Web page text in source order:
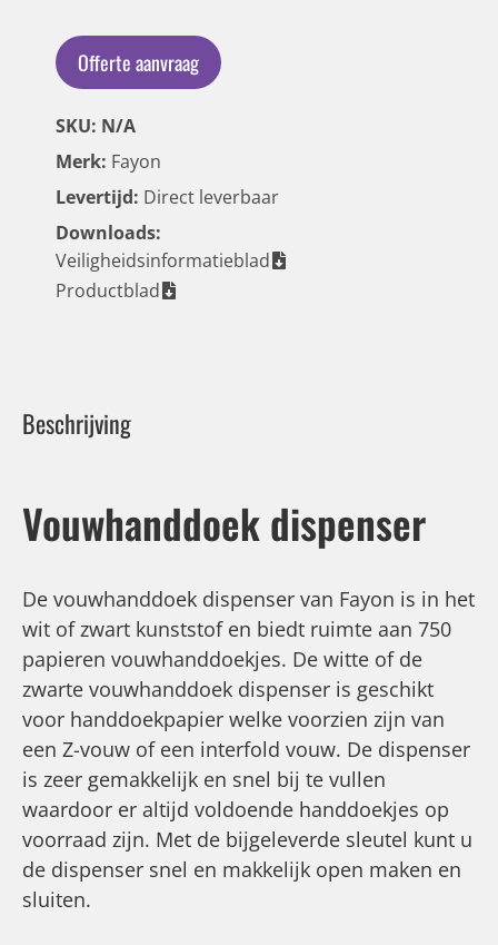
Offerte aanvraag
SKU: N/A
Merk: Fayon
Levertijd: Direct leverbaar
Downloads:
Veiligheidsinformatieblad
Productblad
Beschrijving
Vouwhanddoek dispenser
De vouwhanddoek dispenser van Fayon is in het
wit of zwart kunststof en biedt ruimte aan 750
papieren vouwhanddoekjes. De witte of de
zwarte vouwhanddoek dispenser is geschikt
voor handdoekpapier welke voorzien zijn van
een Z-vouw of een interfold vouw. De dispenser
is zeer gemakkelijk en snel bij te vullen
waardoor er altijd voldoende handdoekjes op
voorraad zijn. Met de bijgeleverde sleutel kunt u
de dispenser snel en makkelijk open maken en
sluiten.